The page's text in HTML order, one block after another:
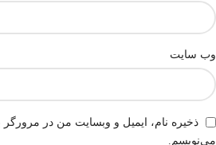
وب‌ سایت
ذخیره نام، ایمیل و وبسایت من در مرورگر
می‌نویسم.